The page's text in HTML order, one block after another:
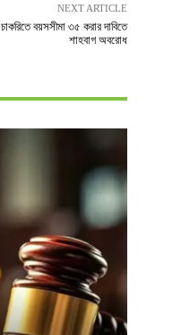
NEXT ARTICLE
চাকরিতে বয়সসীমা ৩৫ করার দাবিতে
শাহবাগ অবরোধ